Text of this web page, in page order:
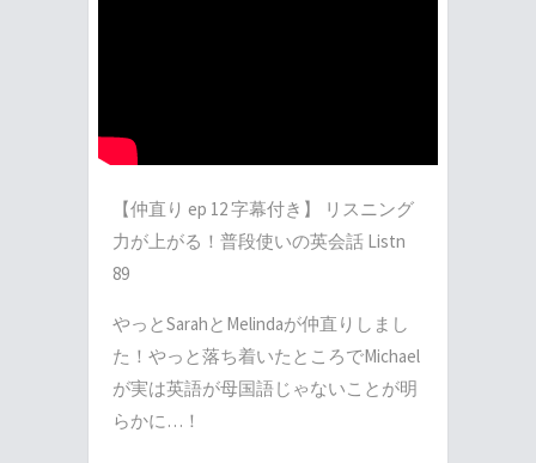
【仲直り ep 12 字幕付き】 リスニング
力が上がる！普段使いの英会話 Listn
89
やっとSarahとMelindaが仲直りしまし
た！やっと落ち着いたところでMichael
が実は英語が母国語じゃないことが明
らかに…！